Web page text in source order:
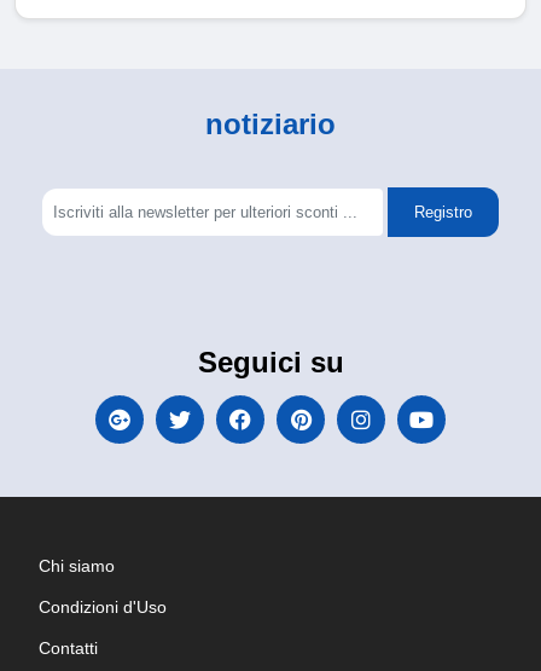
notiziario
Registro
Seguici su
Chi siamo
Condizioni d'Uso
Contatti